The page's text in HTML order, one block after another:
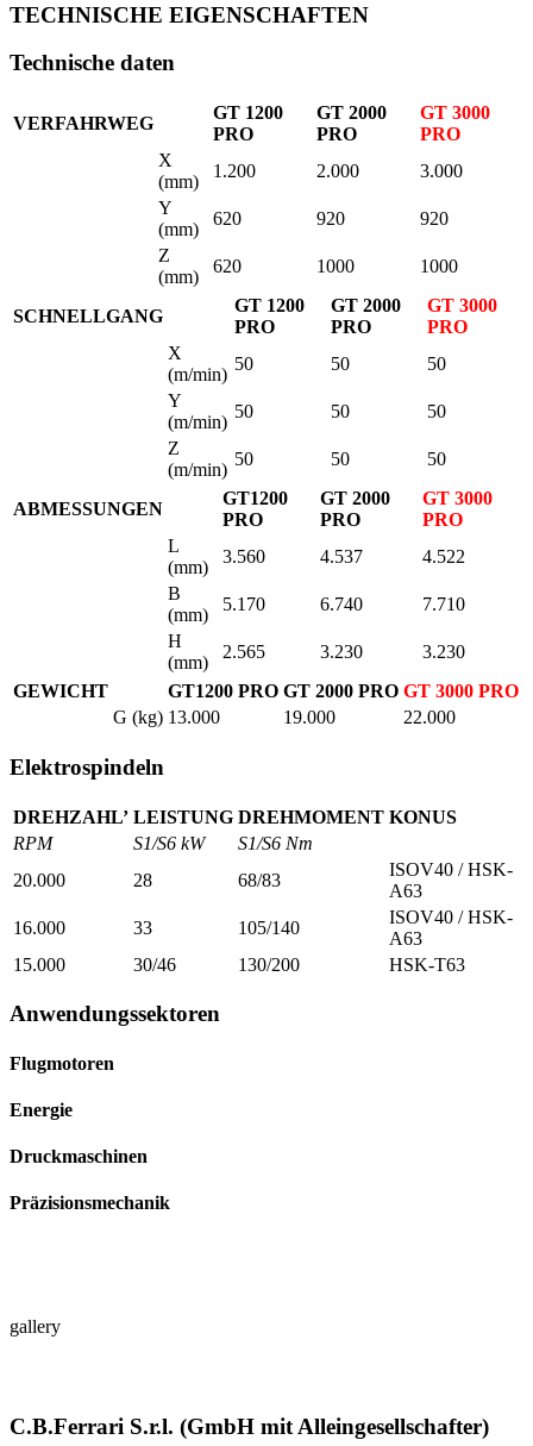
TECHNISCHE EIGENSCHAFTEN
Technische daten
VERFAHRWEG
GT 1200
PRO
GT 2000
PRO
GT 3000
PRO
X
(mm)
1.200 2.000
3.000
Y
(mm)
620 920
920
Z
(mm)
620 1000 1000
SCHNELLGANG
GT 1200
PRO
GT 2000
PRO
GT 3000
PRO
X
(m/min)
50 50
50
Y
(m/min)
50 50
50
Z
(m/min)
50 50 50
ABMESSUNGEN
GT1200
PRO
GT 2000
PRO
GT 3000
PRO
L
(mm)
3.560 4.537
4.522
B
(mm)
5.170 6.740
7.710
H
(mm)
2.565 3.230
3.230
GEWICHT
GT1200 PRO GT 2000 PRO GT 3000 PRO
G (kg) 13.000 19.000 22.000
Elektrospindeln
DREHZAHL’ LEISTUNG DREHMOMENT KONUS
RPM
S1/S6 kW
S1/S6 Nm
20.000
28 68/83
ISOV40 / HSK-
A63
16.000
33 105/140
ISOV40 / HSK-
A63
15.000
30/46 130/200 HSK-T63
Anwendungssektoren
Flugmotoren
Energie
Druckmaschinen
Präzisionsmechanik
gallery
C.B.Ferrari S.r.l. (GmbH mit Alleingesellschafter)